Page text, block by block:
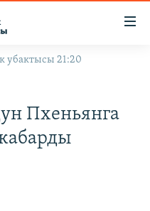
убактысы 21:20
Пхеньянга